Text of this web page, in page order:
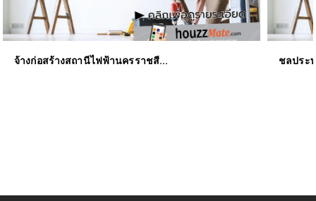
จ้างก่อสร้างสถานีไฟฟ้านครราชสี... ชลประ